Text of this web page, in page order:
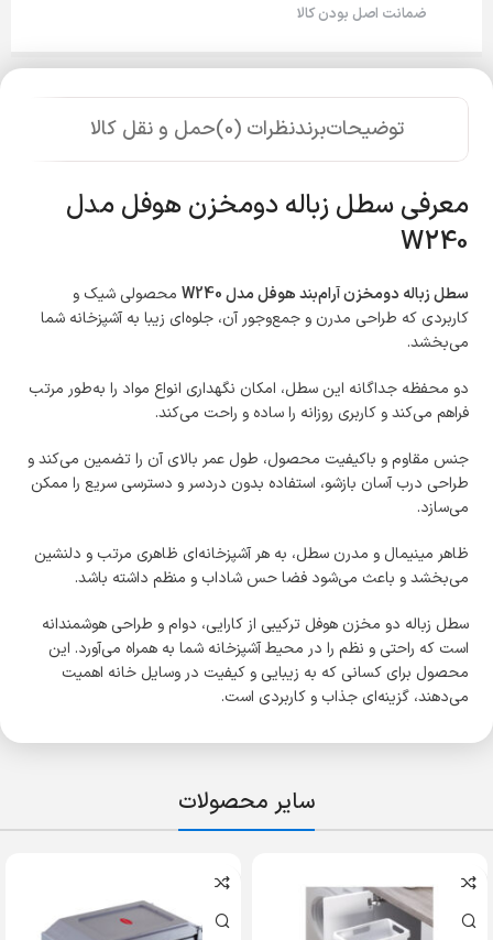
ضمانت اصل بودن کالا
توضیحاتبرندنظرات (0) حمل و نقل کالا
معرفی سطل زباله دومخزن هوفل مدل
W240
سطل زباله دومخزن آرام‌بند هوفل مدل W240
محصولی شیک و
کاربردی که طراحی مدرن و جمع‌وجور آن، جلوه‌ای زیبا به آشپزخانه شما
می‌بخشد.
دو محفظه جداگانه این سطل، امکان نگهداری انواع مواد را به‌طور مرتب
فراهم می‌کند و کاربری روزانه را ساده و راحت می‌کند.
جنس مقاوم و باکیفیت محصول، طول عمر بالای آن را تضمین می‌کند و
طراحی درب آسان بازشو، استفاده بدون دردسر و دسترسی سریع را ممکن
می‌سازد.
ظاهر مینیمال و مدرن سطل، به هر آشپزخانه‌ای ظاهری مرتب و دلنشین
می‌بخشد و باعث می‌شود فضا حس شاداب و منظم داشته باشد.
سطل زباله دو مخزن هوفل ترکیبی از کارایی، دوام و طراحی هوشمندانه
است که راحتی و نظم را در محیط آشپزخانه شما به همراه می‌آورد. این
محصول برای کسانی که به زیبایی و کیفیت در وسایل خانه اهمیت
می‌دهند، گزینه‌ای جذاب و کاربردی است.
سایر محصولات